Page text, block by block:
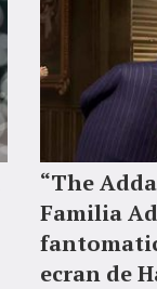
“The
Familia
ecran de